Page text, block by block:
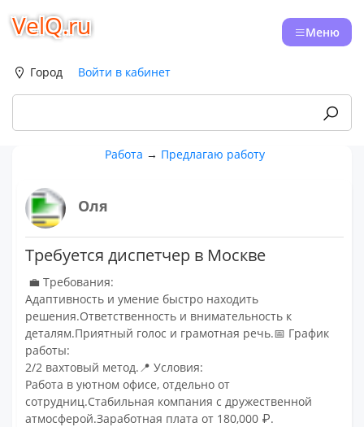
VelQ.ru Меню
Город Войти в кабинет
Работа → Предлагаю работу
Оля
Требуется диспетчер в Москве
💼 Требования:
Адаптивность и умение быстро находить
решения.Ответственность и внимательность к
деталям.Приятный голос и грамотная речь.📅 График
работы:
2/2 вахтовый метод.📍 Условия:
Работа в уютном офисе, отдельно от
сотрудниц.Стабильная компания с дружественной
атмосферой.Заработная плата от 180,000 ₽.